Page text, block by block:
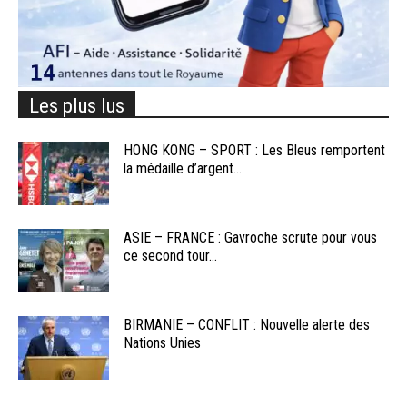
Les plus lus
HONG KONG – SPORT : Les Bleus remportent
la médaille d’argent...
ASIE – FRANCE : Gavroche scrute pour vous
ce second tour...
BIRMANIE – CONFLIT : Nouvelle alerte des
Nations Unies